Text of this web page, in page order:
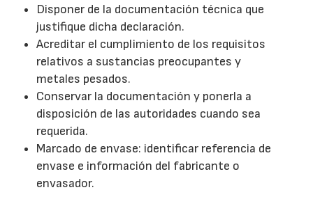
Disponer de la documentación técnica que
justifique dicha declaración.
Acreditar el cumplimiento de los requisitos
relativos a sustancias preocupantes y
metales pesados.
Conservar la documentación y ponerla a
disposición de las autoridades cuando sea
requerida.
Marcado de envase: identificar referencia de
envase e información del fabricante o
envasador.